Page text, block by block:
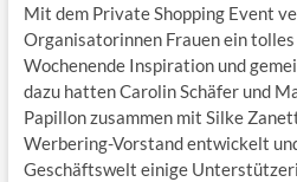
Mit dem Private Shopping Event
Organisatorinnen Frauen ein
Wochenende Inspiration und
dazu hatten Carolin Schäfer und
Papillon zusammen mit Silke
Werbering-Vorstand entwickelt
Geschäftswelt einige